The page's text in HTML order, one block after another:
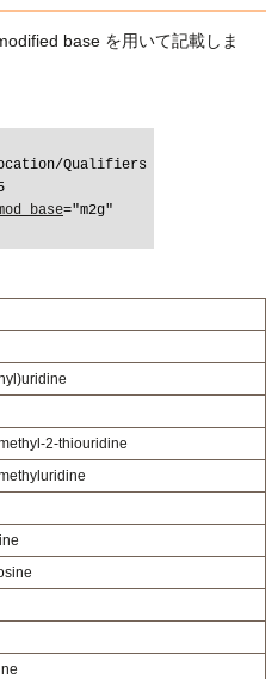
base を用いて記載しま
="m2g"
2-thiouridine